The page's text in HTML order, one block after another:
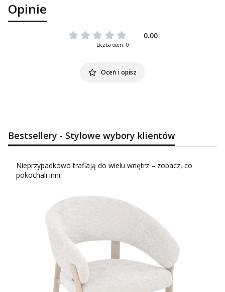
Opinie
0.00
Liczba ocen: 0
Oceń i opisz
Bestsellery - Stylowe wybory klientów
Nieprzypadkowo trafiają do wielu wnętrz – zobacz, co
pokochali inni.